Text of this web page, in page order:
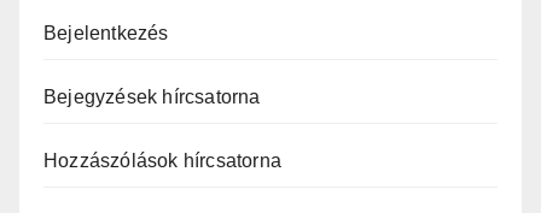
Bejelentkezés
Bejegyzések hírcsatorna
Hozzászólások hírcsatorna